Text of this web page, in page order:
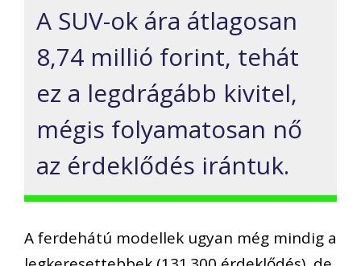
A SUV-ok ára átlagosan
8,74 millió forint, tehát
ez a legdrágább kivitel,
mégis folyamatosan nő
az érdeklődés irántuk.
A ferdehátú modellek ugyan még mindig a